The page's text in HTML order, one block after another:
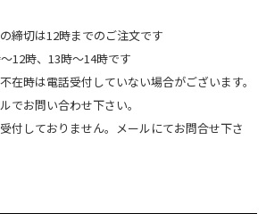
締切は12時までのご注文です
12時、13時～14時です
在時は電話受付していない場合がございます。
でお問い合わせ下さい。
付しておりません。メールにてお問合せ下さ